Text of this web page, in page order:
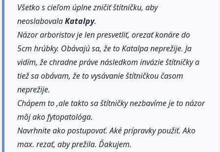
Všetko s cieľom úplne zničiť štítničku, aby
neoslabovalaKatalpy.
Názor arboristov je len presvetliť, orezať konáre do
5cm hrúbky. Obávajú sa, že to Katalpa neprežije. Ja
vidím, že chradne práve následkom invázie štítničky a
tiež sa obávam, že to vysávanie štítničkou časom
neprežije.
Chápem to ,ale takto sa štítničky nezbavíme je to názor
môj ako fytopatológa.
Navrhnite ako postupovať. Aké prípravky použiť. Ako
max. rezať, aby prežila. Ďakujem.